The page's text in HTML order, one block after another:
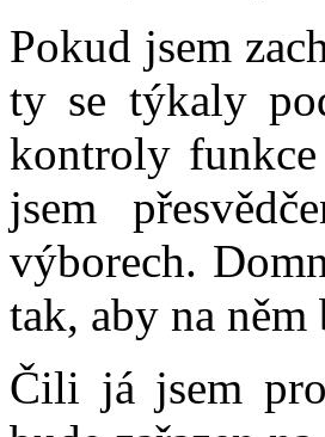
Pokud jsem
ty se týkaly
kontroly
jsem
výborech.
tak, aby na
Čili já jsem